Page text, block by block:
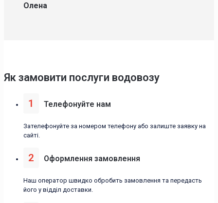
Олена
Як замовити послуги водовозу
1 Телефонуйте нам
Зателефонуйте за номером телефону або залиште заявку на
сайті.
2 Оформлення замовлення
Наш оператор швидко обробить замовлення та передасть
його у відділ доставки.